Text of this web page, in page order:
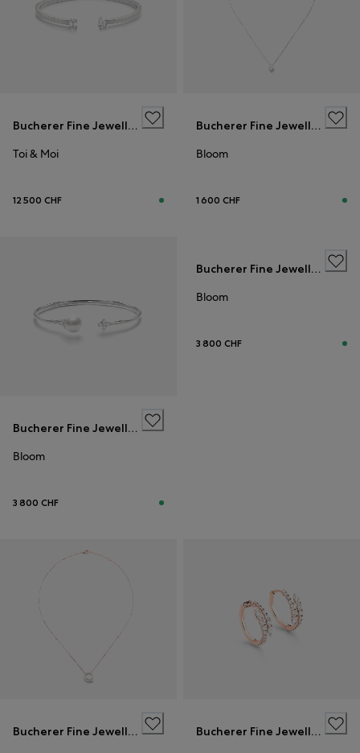
Bucherer Fine Jewellery
Toi & Moi
12 500 CHF
Bucherer Fine Jewellery
Bloom
1 600 CHF
Bucherer Fine Jewellery
Bloom
3 800 CHF
Bucherer Fine Jewellery
Bloom
3 800 CHF
Bucherer Fine Jewellery
Bucherer Fine Jewellery